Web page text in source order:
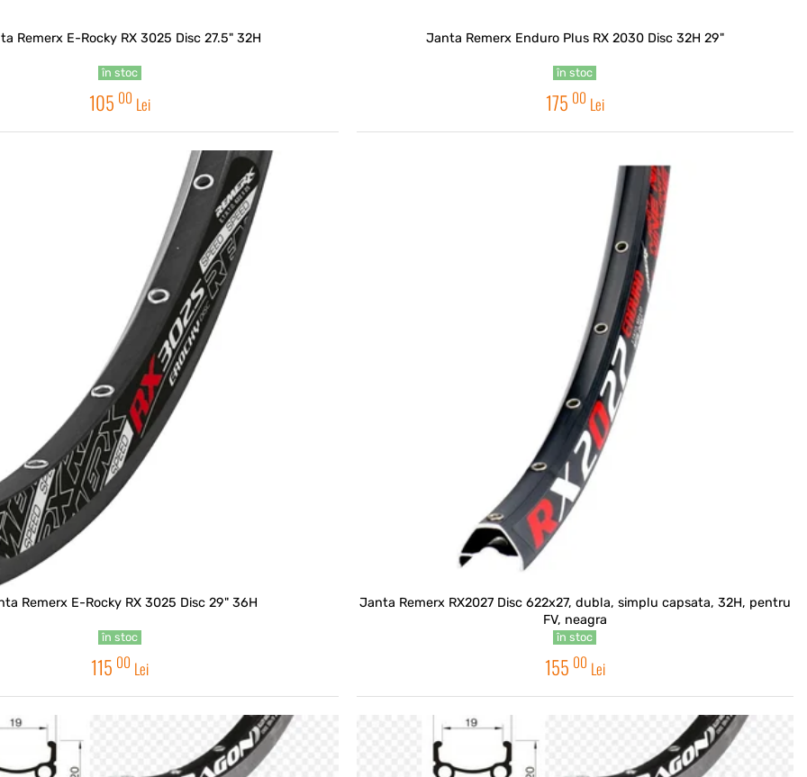
Remerx E-Rocky RX 3025 Disc 27.5" 32H
în stoc
105 00 Lei
Janta Remerx Enduro Plus RX 2030 Disc 32H 29"
în stoc
175 00 Lei
Remerx E-Rocky RX 3025 Disc 29" 36H
în stoc
115 00 Lei
Janta Remerx RX2027 Disc 622x27, dubla, simplu capsata, 32H, pentru
FV, neagra
în stoc
155 00 Lei